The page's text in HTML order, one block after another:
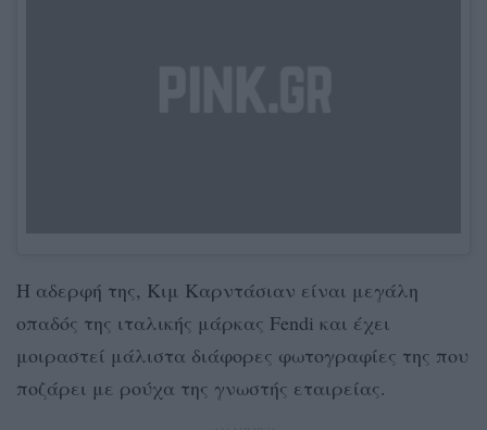
Η αδερφή της, Κιμ Καρντάσιαν είναι μεγάλη
οπαδός της ιταλικής μάρκας Fendi και έχει
μοιραστεί μάλιστα διάφορες φωτογραφίες της που
ποζάρει με ρούχα της γνωστής εταιρείας.